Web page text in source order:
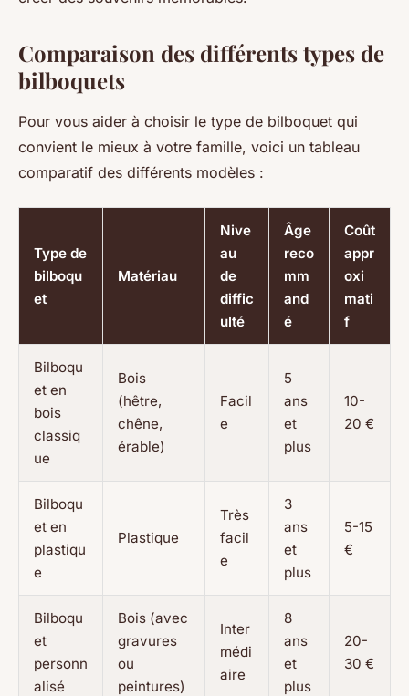
Comparaison des différents types de
bilboquets
Pour vous aider à choisir le type de bilboquet qui
convient le mieux à votre famille, voici un tableau
comparatif des différents modèles :
Type de
bilboqu
et
Matériau
Nive
au
de
diffic
ulté
Âge
reco
mm
and
é
Coût
appr
oxi
mati
f
Bilboqu
et en
bois
classiq
ue
Bois
(hêtre,
chêne,
érable)
Facil
e
5
ans
et
plus
10-
20 €
Bilboqu
et en
plastiqu
e
Plastique
Très
facil
e
3
ans
et
plus
5-15
€
Bilboqu
et
personn
alisé
Bois (avec
gravures
ou
peintures)
Inter
médi
aire
8
ans
et
plus
20-
30 €